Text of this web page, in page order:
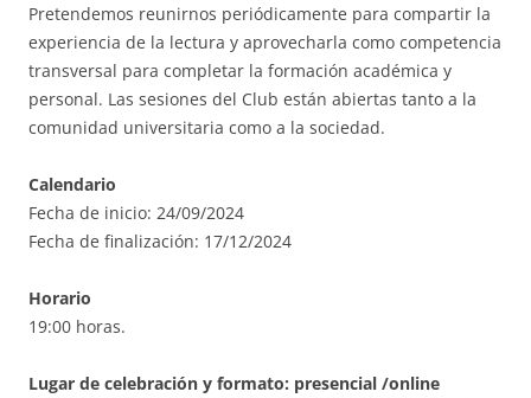
Pretendemos reunirnos periódicamente para compartir la
experiencia de la lectura y aprovecharla como competencia
transversal para completar la formación académica y
personal. Las sesiones del Club están abiertas tanto a la
comunidad universitaria como a la sociedad.
Calendario
Fecha de inicio: 24/09/2024
Fecha de finalización: 17/12/2024
Horario
19:00 horas.
Lugar de celebración y formato: presencial /online